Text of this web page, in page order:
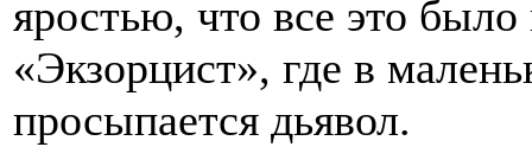
яростью, что все это
«Экзорцист», где в
просыпается дьявол.